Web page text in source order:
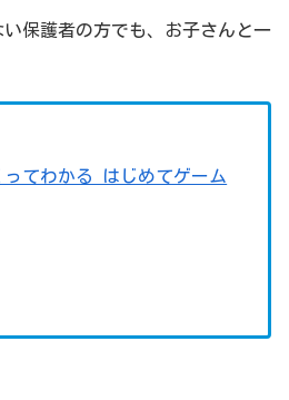
保護者の方でも、お子さんと一
てわかる はじめてゲーム